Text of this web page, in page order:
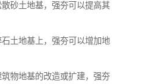
砂土地基，强夯可以提高其
土地基上，强夯可以增加地
物地基的改造或扩建，强夯